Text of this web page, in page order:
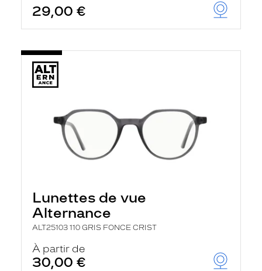
29,00 €
Lunettes de vue
Alternance
ALT25103 110 GRIS FONCE CRIST
À partir de
30,00 €